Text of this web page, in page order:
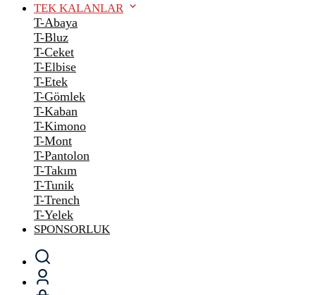
TEK KALANLAR
T-Abaya
T-Bluz
T-Ceket
T-Elbise
T-Etek
T-Gömlek
T-Kaban
T-Kimono
T-Mont
T-Pantolon
T-Takım
T-Tunik
T-Trench
T-Yelek
SPONSORLUK